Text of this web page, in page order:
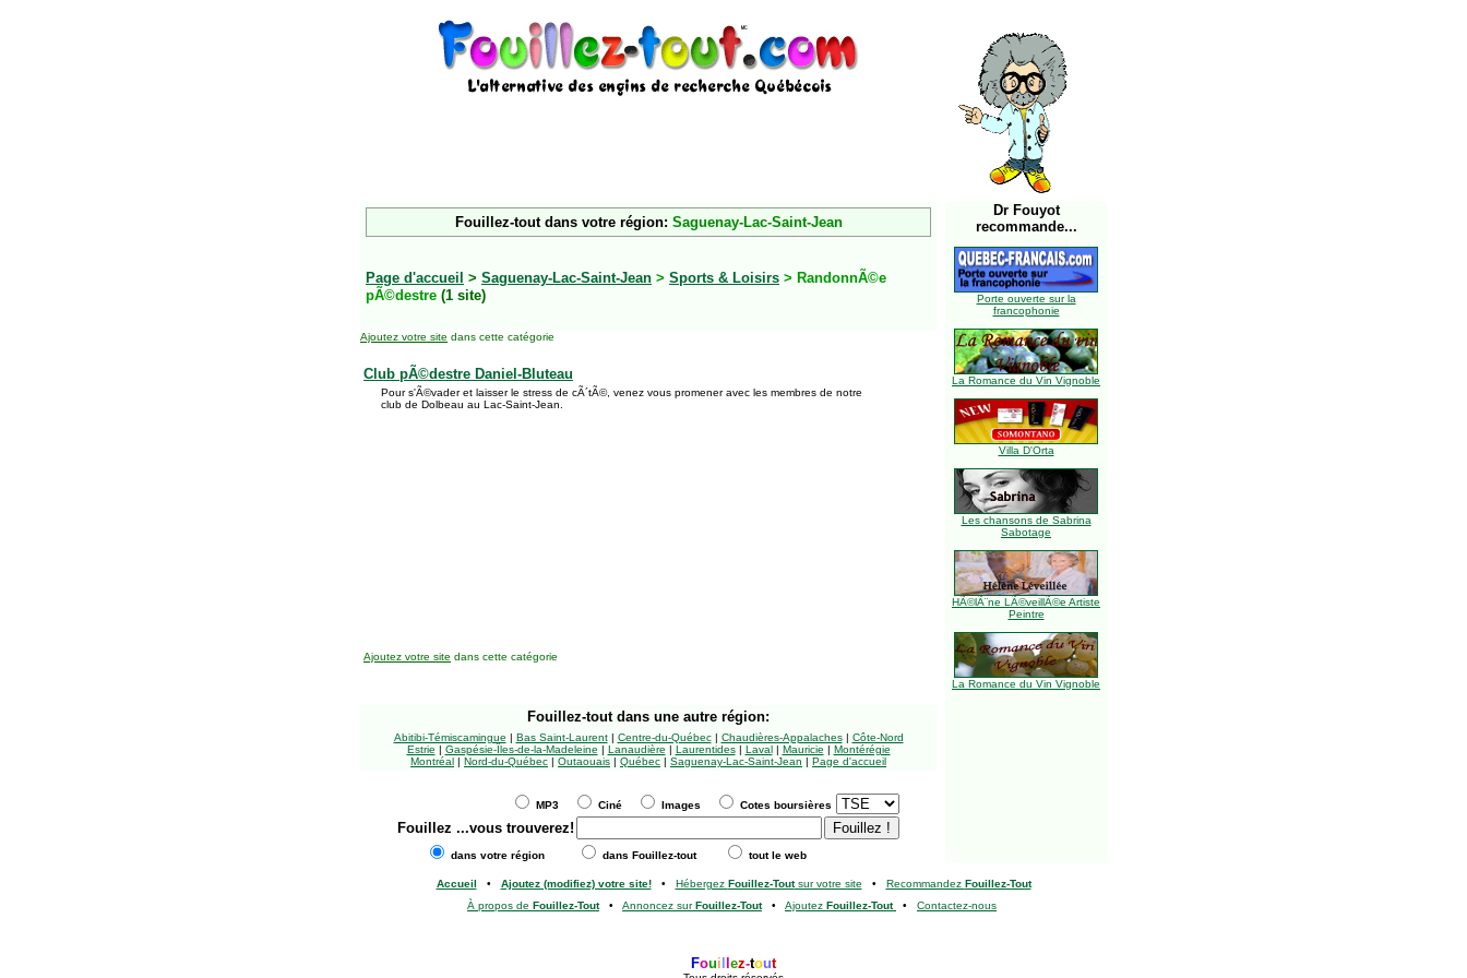
Fouillez-tout dans votre région: Saguenay-Lac-Saint-Jean
Page d'accueil > Saguenay-Lac-Saint-Jean > Sports & Loisirs > RandonnÃ©e
pÃ©destre (1 site)
Ajoutez votre site dans cette catégorie
Club pÃ©destre Daniel-Bluteau
Pour s'Ã©vader et laisser le stress de cÃ´tÃ©, venez vous promener avec les membres de notre
club de Dolbeau au Lac-Saint-Jean.
Dr Fouyot
recommande...
Porte ouverte sur la
francophonie
La Romance du Vin Vignoble
Villa D'Orta
Les chansons de Sabrina
Sabotage
HÃ©lÃ¨ne LÃ©veillÃ©e Artiste
Peintre
La Romance du Vin Vignoble
Ajoutez votre site dans cette catégorie
Fouillez-tout dans une autre région:
Abitibi-Témiscamingue | Bas Saint-Laurent| Centre-du-Québec| Chaudières-Appalaches| Côte-Nord
Estrie | Gaspésie-Îles-de-la-Madeleine | Lanaudière | Laurentides| Laval| Mauricie | Montérégie
Montréal | Nord-du-Québec | Outaouais | Québec | Saguenay-Lac-Saint-Jean | Page d'accueil
MP3 Ciné Images Cotes boursières
Fouillez ...vous trouverez!
dans votre région dans Fouillez-tout tout le web
Accueil • Ajoutez (modifiez) votre site!• Hébergez Fouillez-Toutsur votre site • Recommandez Fouillez-Tout
À propos de Fouillez-Tout• Annoncez surFouillez-Tout• Ajoutez Fouillez-Tout • Contactez-nous
Foui ez-tout